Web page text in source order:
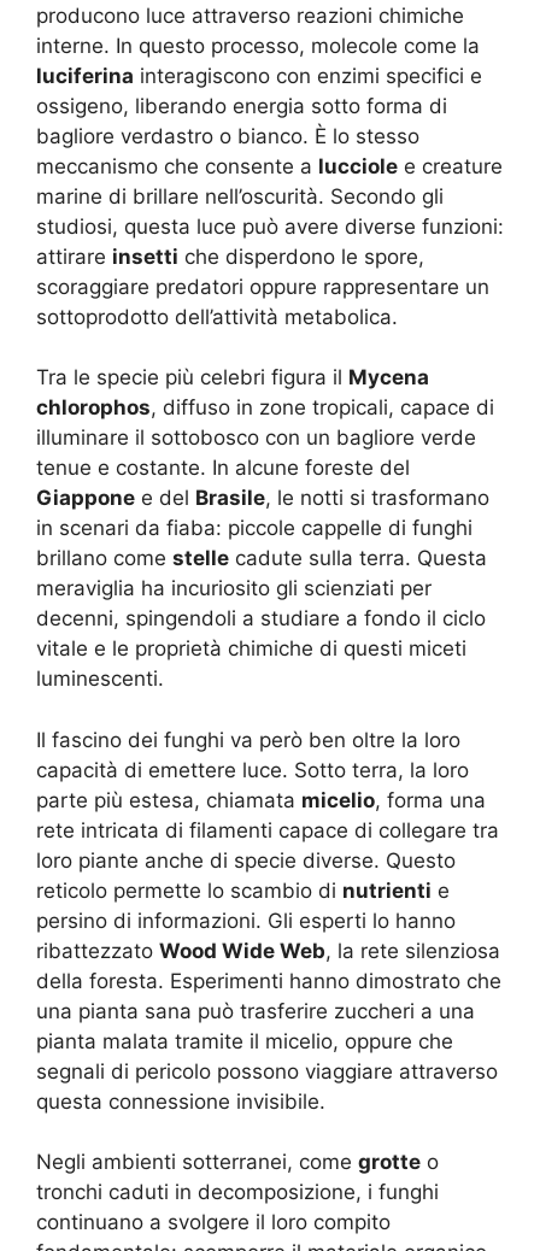
producono luce attraverso reazioni chimiche
interne. In questo processo, molecole come la
luciferina interagiscono con enzimi specifici e
ossigeno, liberando energia sotto forma di
bagliore verdastro o bianco. È lo stesso
meccanismo che consente a lucciole e creature
marine di brillare nell’oscurità. Secondo gli
studiosi, questa luce può avere diverse funzioni:
attirare insetti che disperdono le spore,
scoraggiare predatori oppure rappresentare un
sottoprodotto dell’attività metabolica.
Tra le specie più celebri figura il Mycena
chlorophos, diffuso in zone tropicali, capace di
illuminare il sottobosco con un bagliore verde
tenue e costante. In alcune foreste del
Giappone e del Brasile, le notti si trasformano
in scenari da fiaba: piccole cappelle di funghi
brillano come stelle cadute sulla terra. Questa
meraviglia ha incuriosito gli scienziati per
decenni, spingendoli a studiare a fondo il ciclo
vitale e le proprietà chimiche di questi miceti
luminescenti.
Il fascino dei funghi va però ben oltre la loro
capacità di emettere luce. Sotto terra, la loro
parte più estesa, chiamata micelio, forma una
rete intricata di filamenti capace di collegare tra
loro piante anche di specie diverse. Questo
reticolo permette lo scambio di nutrienti e
persino di informazioni. Gli esperti lo hanno
ribattezzato Wood Wide Web, la rete silenziosa
della foresta. Esperimenti hanno dimostrato che
una pianta sana può trasferire zuccheri a una
pianta malata tramite il micelio, oppure che
segnali di pericolo possono viaggiare attraverso
questa connessione invisibile.
Negli ambienti sotterranei, come grotte o
tronchi caduti in decomposizione, i funghi
continuano a svolgere il loro compito